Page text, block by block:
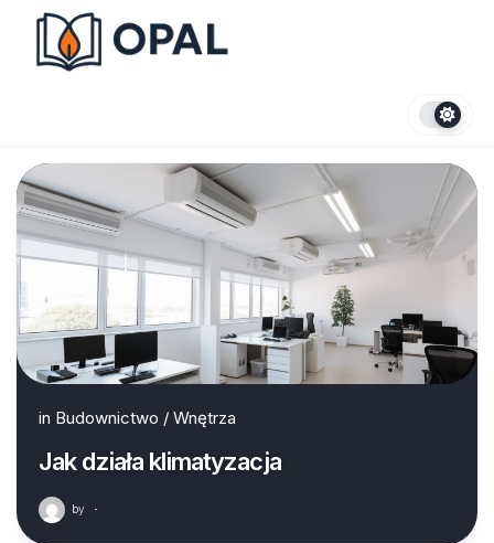
content
in Budownictwo / Wnętrza
Jak działa klimatyzacja
by ·